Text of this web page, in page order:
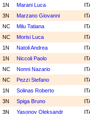
1N Marani Luca
3N Marzano Giovanni
NC Milu Tatiana
NC Morisi Luca
1N Natoli Andrea
1N Niccoli Paolo
NC Nonni Nazario
NC Pezzi Stefano
1N Solinas Roberto
3N Spiga Bruno
3N Yasonov Oleksandr